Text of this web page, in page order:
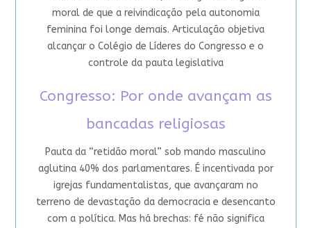
moral de que a reivindicação pela autonomia
feminina foi longe demais. Articulação objetiva
alcançar o Colégio de Líderes do Congresso e o
controle da pauta legislativa
Congresso: Por onde avançam as
bancadas religiosas
Pauta da “retidão moral” sob mando masculino
aglutina 40% dos parlamentares. É incentivada por
igrejas fundamentalistas, que avançaram no
terreno de devastação da democracia e desencanto
com a política. Mas há brechas: fé não significa